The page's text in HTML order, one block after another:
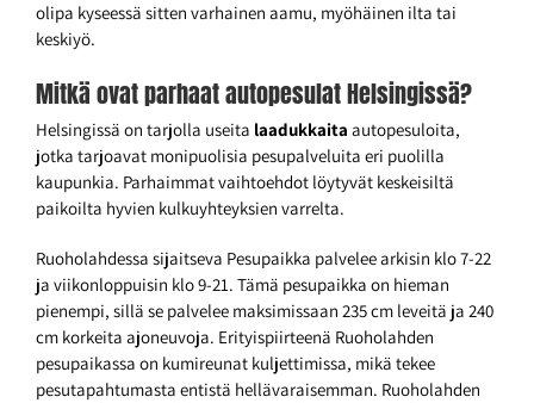
olipa kyseessä sitten varhainen aamu, myöhäinen ilta tai
keskiyö.
Mitkä ovat parhaat autopesulat Helsingissä?
Helsingissä on tarjolla useita laadukkaita autopesuloita,
jotka tarjoavat monipuolisia pesupalveluita eri puolilla
kaupunkia. Parhaimmat vaihtoehdot löytyvät keskeisiltä
paikoilta hyvien kulkuyhteyksien varrelta.
Ruoholahdessa sijaitseva Pesupaikka palvelee arkisin klo 7-22
ja viikonloppuisin klo 9-21. Tämä pesupaikka on hieman
pienempi, sillä se palvelee maksimissaan 235 cm leveitä ja 240
cm korkeita ajoneuvoja. Erityispiirteenä Ruoholahden
pesupaikassa on kumireunat kuljettimissa, mikä tekee
pesutapahtumasta entistä hellävaraisemman. Ruoholahden